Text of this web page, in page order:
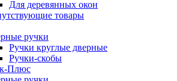
Для деревянных окон
товары
ручки
Ручки круглые дверные
Ручки-скобы
Плюс